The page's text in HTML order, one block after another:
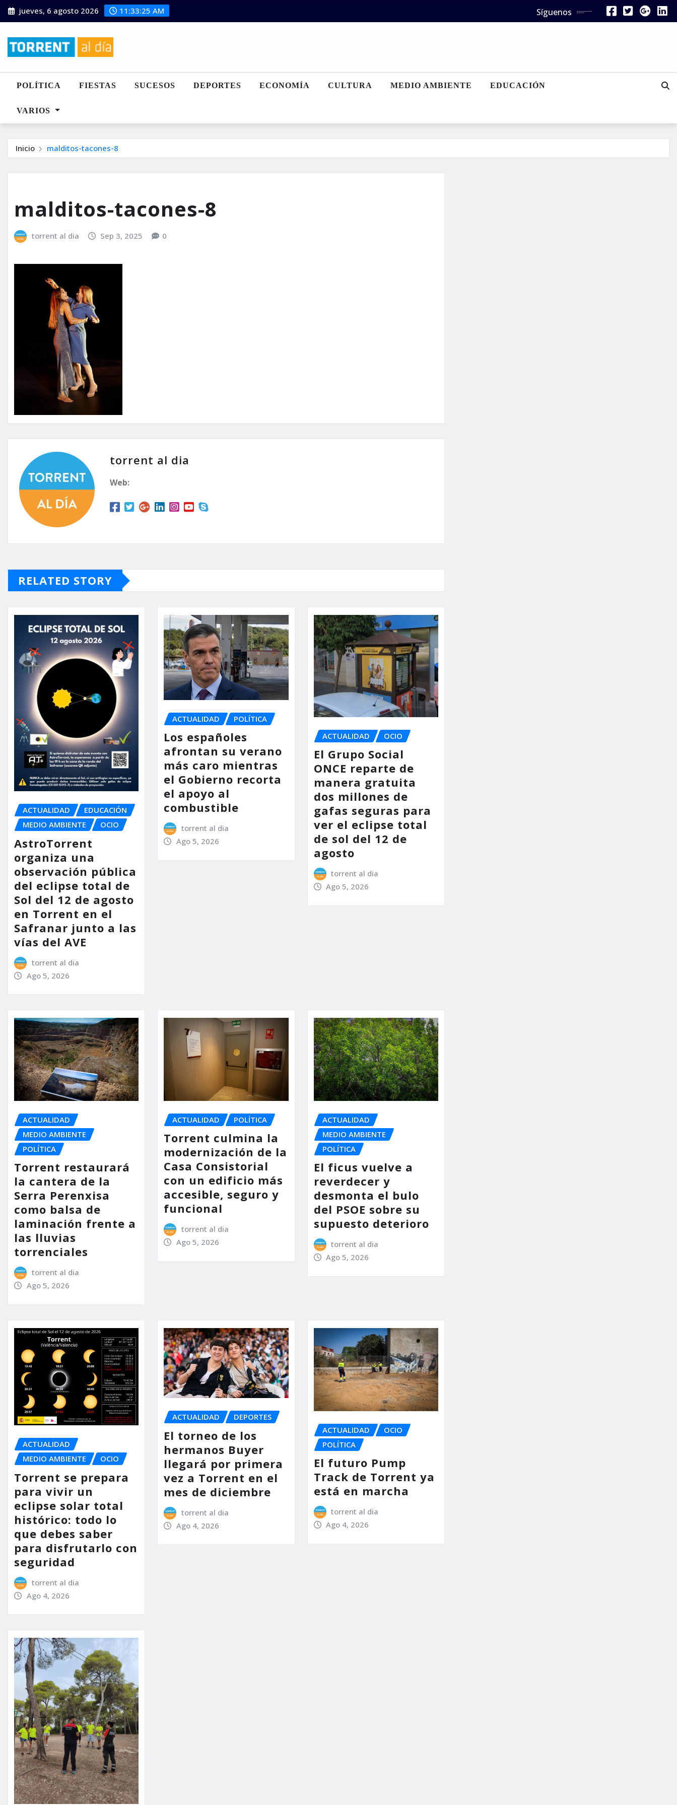
Saltar
al
jueves, 6 agosto 2026 11:33:26 AM Síguenos
POLÍTICA FIESTAS SUCESOS DEPORTES ECONOMÍA CULTURA MEDIO AMBIENTE EDUCACIÓN
VARIOS
Inicio malditos-tacones-8
malditos-tacones-8
torrent al dia Sep 3, 2025 0
torrent al dia
Web:
RELATED STORY
ACTUALIDAD
EDUCACIÓN
MEDIO AMBIENTE
OCIO
AstroTorrent
organiza una
observación pública
del eclipse total de
Sol del 12 de agosto
en Torrent en el
Safranar junto a las
vías del AVE
torrent al dia
Ago 5, 2026
ACTUALIDAD POLÍTICA
Los españoles
afrontan su verano
más caro mientras
el Gobierno recorta
el apoyo al
combustible
torrent al dia
Ago 5, 2026
ACTUALIDAD OCIO
El Grupo Social
ONCE reparte de
manera gratuita
dos millones de
gafas seguras para
ver el eclipse total
de sol del 12 de
agosto
torrent al dia
Ago 5, 2026
ACTUALIDAD
MEDIO AMBIENTE
POLÍTICA
Torrent restaurará
la cantera de la
Serra Perenxisa
como balsa de
laminación frente a
las lluvias
torrenciales
torrent al dia
Ago 5, 2026
ACTUALIDAD POLÍTICA
Torrent culmina la
modernización de la
Casa Consistorial
con un edificio más
accesible, seguro y
funcional
torrent al dia
Ago 5, 2026
ACTUALIDAD
MEDIO AMBIENTE
POLÍTICA
El ficus vuelve a
reverdecer y
desmonta el bulo
del PSOE sobre su
supuesto deterioro
torrent al dia
Ago 5, 2026
ACTUALIDAD
MEDIO AMBIENTE
OCIO
Torrent se prepara
para vivir un
eclipse solar total
histórico: todo lo
que debes saber
para disfrutarlo con
seguridad
torrent al dia
Ago 4, 2026
ACTUALIDAD DEPORTES
El torneo de los
hermanos Buyer
llegará por primera
vez a Torrent en el
mes de diciembre
torrent al dia
Ago 4, 2026
ACTUALIDAD
OCIO
POLÍTICA
El futuro Pump
Track de Torrent ya
está en marcha
torrent al dia
Ago 4, 2026